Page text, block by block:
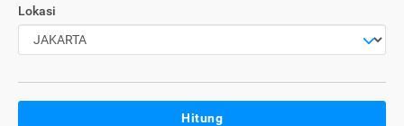
Lokasi
Hitung